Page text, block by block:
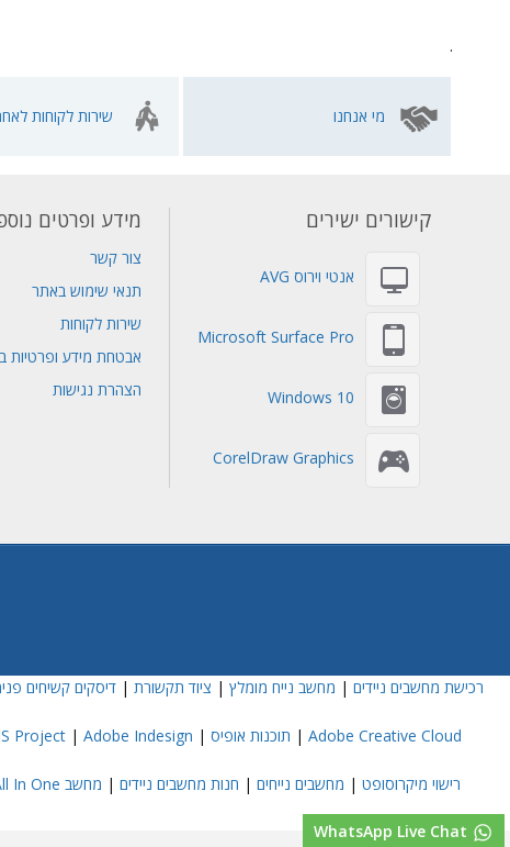
.
מי אנחנו שירות לקוחות
קישורים ישירים
אנטי וירוס AVG
Microsoft Surface Pro
Windows 10
CorelDraw Graphics
מידע ופרטים
צור קשר
תנאי שימוש באתר
שירות לקוחות
אבטחת מידע ופרטיות
הצהרת נגישות
רכישת מחשבים ניידים | מחשב נייח מומלץ | ציוד תקשורת |דיסקים קשיחים
Adobe Creative Cloud
| תוכנות אופיס |
Project | Adobe Indesign
רישוי מיקרוסופט | מחשבים נייחים | חנות מחשבים ניידים | מחשב All In One